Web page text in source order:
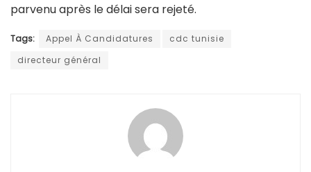
parvenu après le délai sera rejeté.
Tags: Appel À Candidatures
cdc tunisie
directeur général